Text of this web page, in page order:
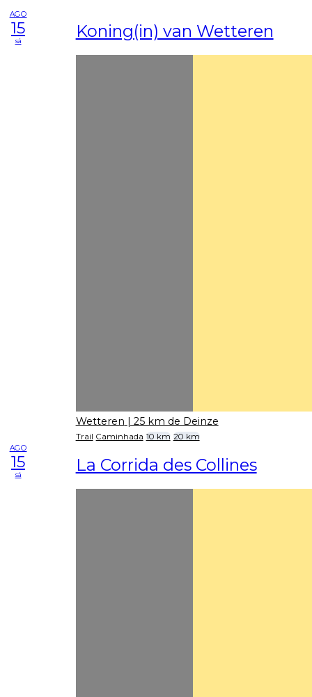
AGO
15
sá Koning(in) van Wetteren
Wetteren | 25 km de Deinze
Trail Caminhada 10 km 20 km
AGO
15
sá La Corrida des Collines